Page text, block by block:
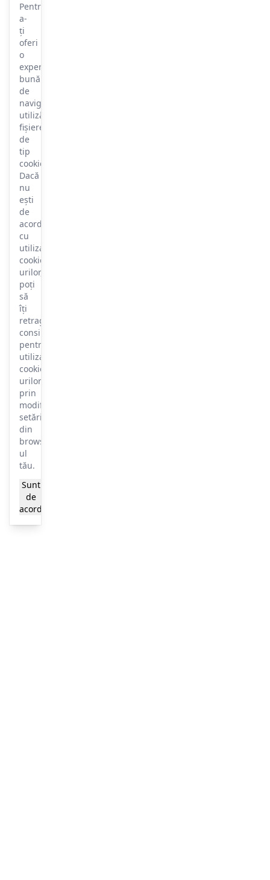
Pentru
a-
ți
oferi
o
experiență
bună
de
navigare,
utilizăm
fișiere
de
tip
cookie.
Dacă
nu
ești
de
acord
cu
utilizarea
cookie-
urilor,
poți
să
îți
retragi
consimțământul
pentru
utilizarea
cookie-
urilor
prin
modificarea
setărilor
din
browser-
ul
tău.
Sunt
de
acord